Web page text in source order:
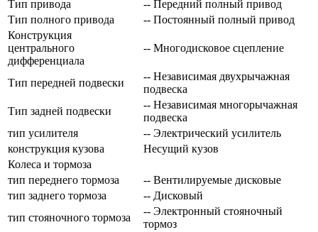
Тип привода
-- Передний полный привод
Тип полного привода
-- Постоянный полный привод
Конструкция
центрального
дифференциала
-- Многодисковое сцепление
Тип передней подвески
-- Независимая двухрычажная
подвеска
Тип задней подвески
-- Независимая многорычажная
подвеска
тип усилителя
-- Электрический усилитель
конструкция кузова
Несущий кузов
Колеса и тормоза
тип переднего тормоза
-- Вентилируемые дисковые
тип заднего тормоза
-- Дисковый
тип стояночного тормоза
-- Электронный стояночный
тормоз